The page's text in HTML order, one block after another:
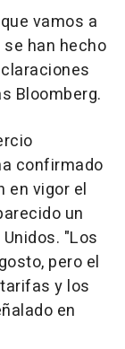
vamos a
han hecho
Bloomberg.
confirmado
en vigor el
un
"Los
pero el
y los
en